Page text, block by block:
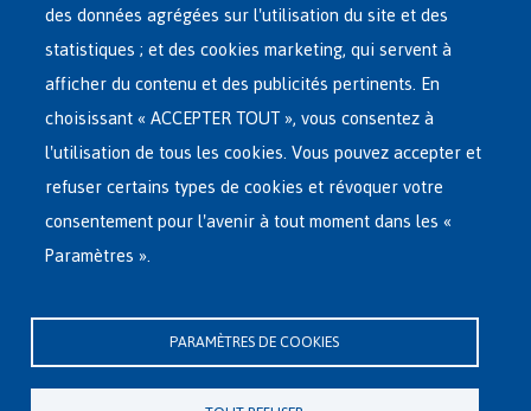
Menu
RETOUR VOLONTAIRE
INTERNATIONAL
À PROPOS DE FEDASIL
Rue des Chartreux 21 , 1000 Bruxelles
E-mail : info@fedasil.be • T : +32-(0)2-213 44 11 • F : +32-(0)2-213 44 22
Vie privée, copyright et disclaimer|Déclaration d'accessibilité
des données agrégées sur l'utilisation du site et des
statistiques ; et des cookies marketing, qui servent à
afficher du contenu et des publicités pertinents. En
choisissant « ACCEPTER TOUT », vous consentez à
l'utilisation de tous les cookies. Vous pouvez accepter et
refuser certains types de cookies et révoquer votre
consentement pour l'avenir à tout moment dans les «
Paramètres ».
PARAMÈTRES DE COOKIES